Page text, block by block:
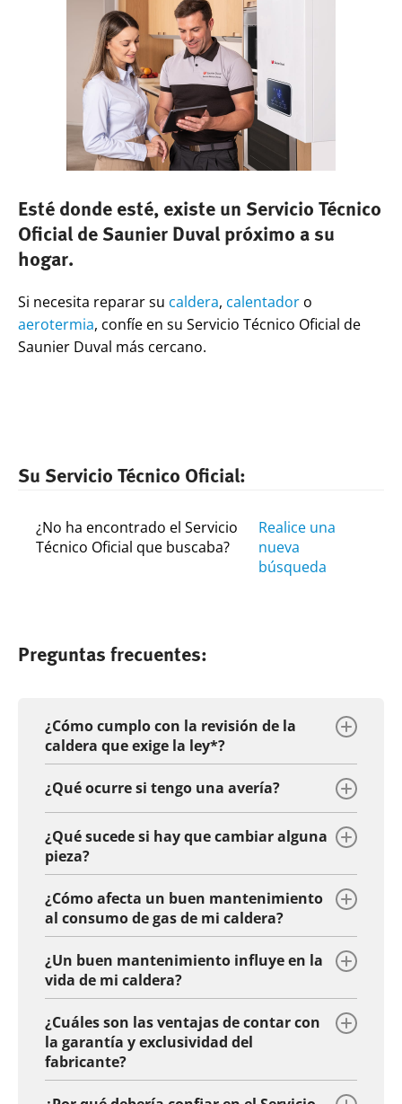
Esté donde esté, existe un Servicio Técnico
Oficial de Saunier Duval próximo a su
hogar.
Si necesita reparar su caldera, calentador o
aerotermia, confíe en su Servicio Técnico Oficial de
Saunier Duval más cercano.
Su Servicio Técnico Oficial:
¿No ha encontrado el Servicio
Técnico Oficial que buscaba?
Realice una
nueva
búsqueda
Preguntas frecuentes:
¿Cómo cumplo con la revisión de la
caldera que exige la ley*?
¿Qué ocurre si tengo una avería?
¿Qué sucede si hay que cambiar alguna
pieza?
¿Cómo afecta un buen mantenimiento
al consumo de gas de mi caldera?
¿Un buen mantenimiento influye en la
vida de mi caldera?
¿Cuáles son las ventajas de contar con
la garantía y exclusividad del
fabricante?